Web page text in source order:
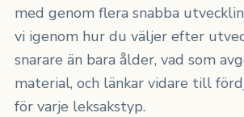
med genom flera snabba
vi igenom hur du väljer efter
snarare än bara ålder, vad som
material, och länkar vidare till
för varje leksakstyp.